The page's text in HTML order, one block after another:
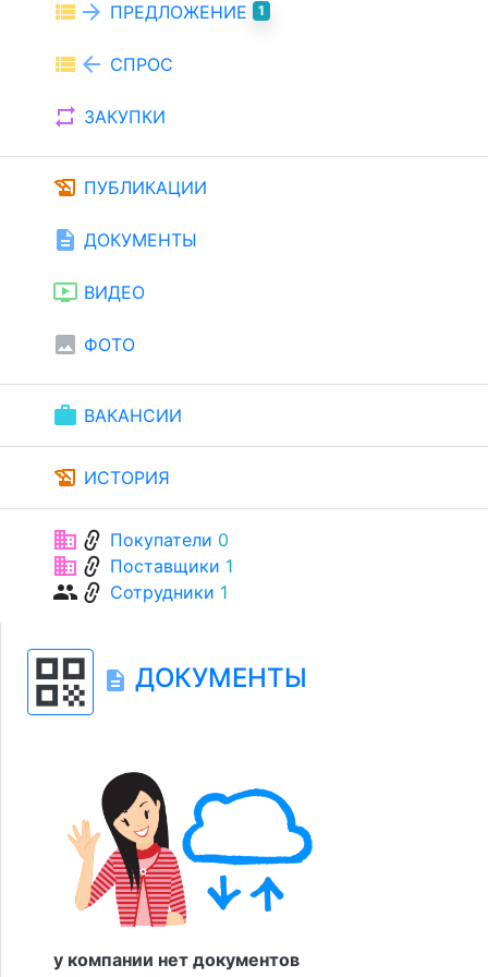
view_list arrow_forward ПРЕДЛОЖЕНИЕ 1
view_list arrow_back СПРОС
repeat ЗАКУПКИ
history_edu ПУБЛИКАЦИИ
description ДОКУМЕНТЫ
ondemand_video ВИДЕО
image ФОТО
work ВАКАНСИИ
history_edu ИСТОРИЯ
businesslink Покупатели 0
businesslink Поставщики 1
grouplink Сотрудники 1
qr_code description ДОКУМЕНТЫ
у компании нет документов